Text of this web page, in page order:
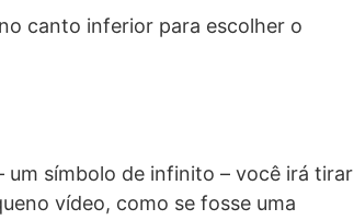
canto inferior para escolher o
um símbolo de infinito – você irá tirar
vídeo, como se fosse uma